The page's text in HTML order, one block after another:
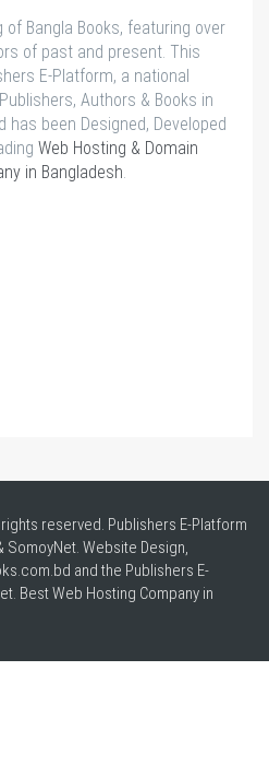
Bangla Books, featuring over
of past and present. This
E-Platform, a national
Authors & Books in
has been Designed, Developed
Web Hosting & Domain
in Bangladesh.
reserved. Publishers E-Platform
SomoyNet. Website Design,
and the Publishers E-
BestWeb Hosting Company in